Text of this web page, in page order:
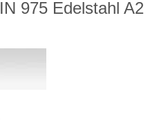
975 Edelstahl A2